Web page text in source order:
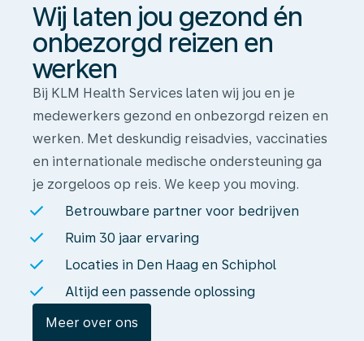
Wij laten jou gezond én
onbezorgd reizen en
werken
Bij KLM Health Services laten wij jou en je
medewerkers gezond en onbezorgd reizen en
werken. Met deskundig reisadvies, vaccinaties
en internationale medische ondersteuning ga
je zorgeloos op reis. We keep you moving.
Betrouwbare partner voor bedrijven
Ruim 30 jaar ervaring
Locaties in Den Haag en Schiphol
Altijd een passende oplossing
Meer over ons